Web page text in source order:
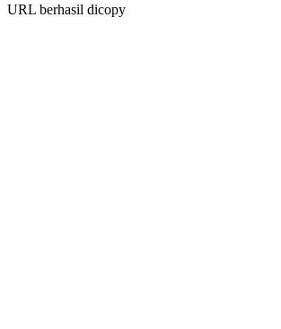
URL berhasil dicopy